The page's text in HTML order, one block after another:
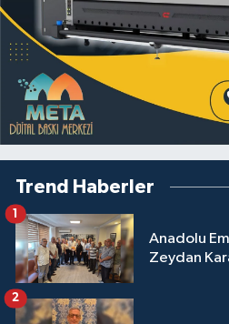
Trend Haberler
Anadolu
Zeydan
1
2